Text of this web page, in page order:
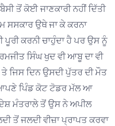
ਤੋਂ ਕੋਈ ਜਾਣਕਾਰੀ ਨਹੀਂ ਦਿੱਤੀ
ਉਥੇ ਜਾ ਕੇ ਕਰਨਾ
ਪੂਰੀ ਕਰਨੀ ਚਾਹੁੰਦਾ ਹੈ ਪਰ ਉਸ ਨੂੰ
ਸਿੰਘ ਖੁਦ ਵੀ ਆਬੂ ਦਾ ਵੀ
ਜਿਸ ਦਿਨ ਉਸਦੀ ਪੁੱਤਰ ਦੀ ਮੌਤ
ਆਪਣੇ ਪਿੰਡ ਕੋਟ ਟੋਡਰ ਮੱਲ ਆ
ਮੰਤਰਾਲੇ ਤੋਂ ਉਸ ਨੇ ਅਪੀਲ
ਤੋਂ ਜਲਦੀ ਵੀਜ਼ਾ ਪ੍ਰਾਪਤ ਕਰਵਾ